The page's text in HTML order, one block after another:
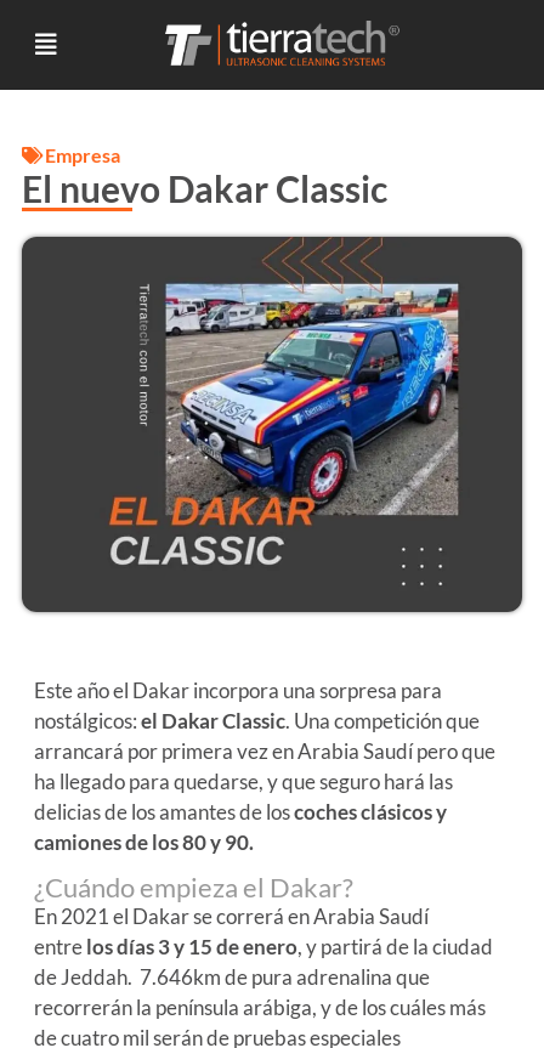
Empresa
El nuevo Dakar Classic
Este año el Dakar incorpora una sorpresa para
nostálgicos:el Dakar Classic. Una competición que
arrancará por primera vez en Arabia Saudí pero que
ha llegado para quedarse, y que seguro hará las
delicias de los amantes de loscoches clásicos y
camiones de los 80 y 90.
¿Cuándo empieza el Dakar?
En 2021 el Dakar se correrá en Arabia Saudí
entrelos días 3 y 15 de enero, y partirá de la ciudad
de Jeddah. 7.646km de pura adrenalina que
recorrerán la península arábiga, y de los cuáles más
de cuatro mil serán de pruebas especiales